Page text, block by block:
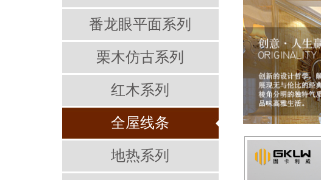
番龙眼平面系列
栗木仿古系列
红木系列
全屋线条
地热系列